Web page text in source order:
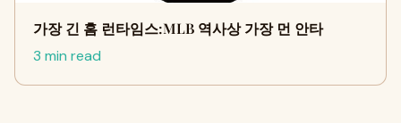
가장 긴 홈 런타임스:MLB 역사상 가장 먼 안타
3 min read